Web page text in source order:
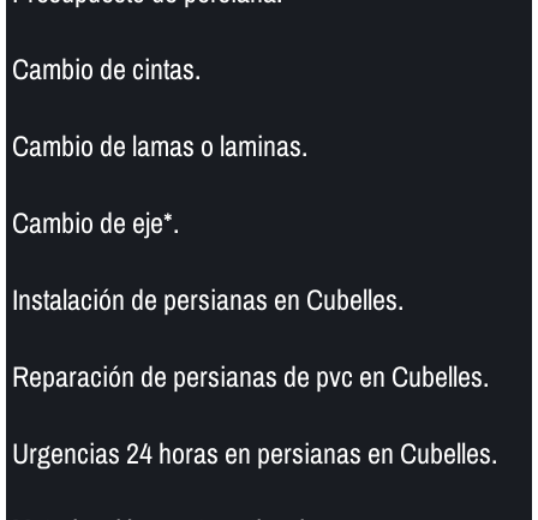
Cambio de cintas.
Cambio de lamas o laminas.
Cambio de eje*.
Instalación de persianas en Cubelles.
Reparación de persianas de pvc en Cubelles.
Urgencias 24 horas en persianas en Cubelles.